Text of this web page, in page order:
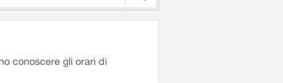
conoscere gli orari di